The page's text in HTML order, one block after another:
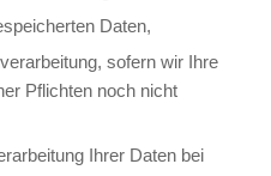
Daten,
sofern wir Ihre
Pflichten noch nicht
Ihrer Daten bei